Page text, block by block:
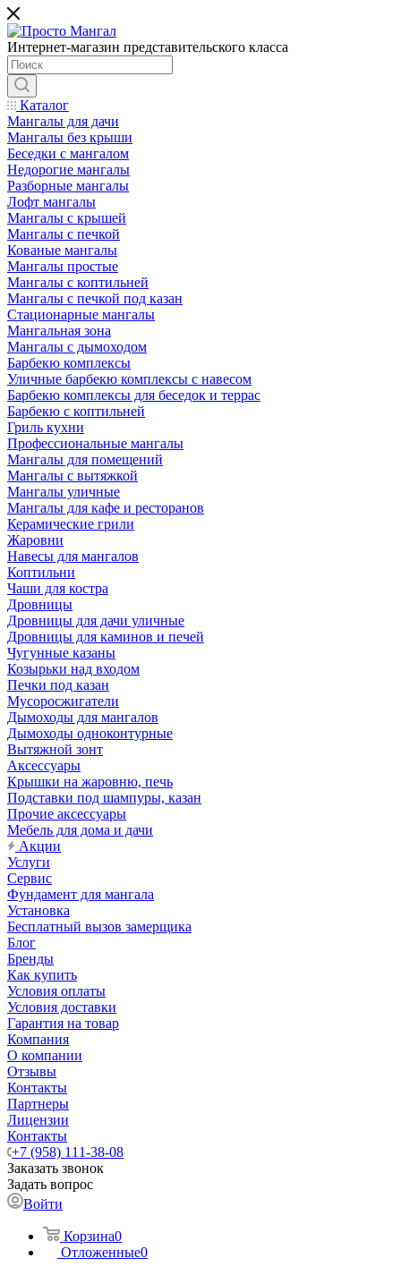
Интернет-магазин представительского класса
Каталог
Мангалы для дачи
Мангалы без крыши
Беседки с мангалом
Недорогие мангалы
Разборные мангалы
Лофт мангалы
Мангалы с крышей
Мангалы с печкой
Кованые мангалы
Мангалы простые
Мангалы с коптильней
Мангалы с печкой под казан
Стационарные мангалы
Мангальная зона
Мангалы с дымоходом
Барбекю комплексы
Уличные барбекю комплексы с навесом
Барбекю комплексы для беседок и террас
Барбекю с коптильней
Гриль кухни
Профессиональные мангалы
Мангалы для помещений
Мангалы с вытяжкой
Мангалы уличные
Мангалы для кафе и ресторанов
Керамические грили
Жаровни
Навесы для мангалов
Коптильни
Чаши для костра
Дровницы
Дровницы для дачи уличные
Дровницы для каминов и печей
Чугунные казаны
Козырьки над входом
Печки под казан
Мусоросжигатели
Дымоходы для мангалов
Дымоходы одноконтурные
Вытяжной зонт
Аксессуары
Крышки на жаровню, печь
Подставки под шампуры, казан
Прочие аксессуары
Мебель для дома и дачи
Акции
Услуги
Сервис
Фундамент для мангала
Установка
Бесплатный вызов замерщика
Блог
Бренды
Как купить
Условия оплаты
Условия доставки
Гарантия на товар
Компания
О компании
Отзывы
Контакты
Партнеры
Лицензии
Контакты
+7 (958) 111-38-08
Заказать звонок
Задать вопрос
Войти
Корзина0
Отложенные0